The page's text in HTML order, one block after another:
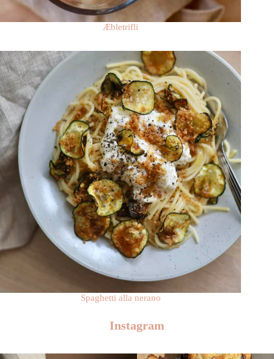
Æbletrifli
Spaghetti alla nerano
Instagram